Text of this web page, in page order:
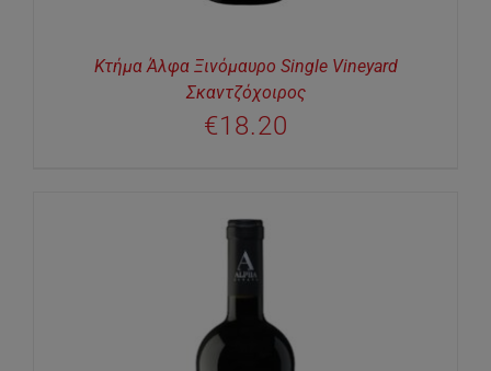
Κτήμα Άλφα Ξινόμαυρο Single Vineyard
Σκαντζόχοιρος
€18.20